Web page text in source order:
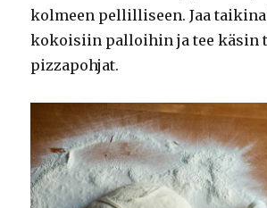
kolmeen pellilliseen. Jaa
kokoisiin palloihin ja tee käsin
pizzapohjat.